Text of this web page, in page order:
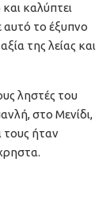
καλύπτει
αυτό το έξυπνο
της λείας και
ληστές του
στο Μενίδι,
ήταν